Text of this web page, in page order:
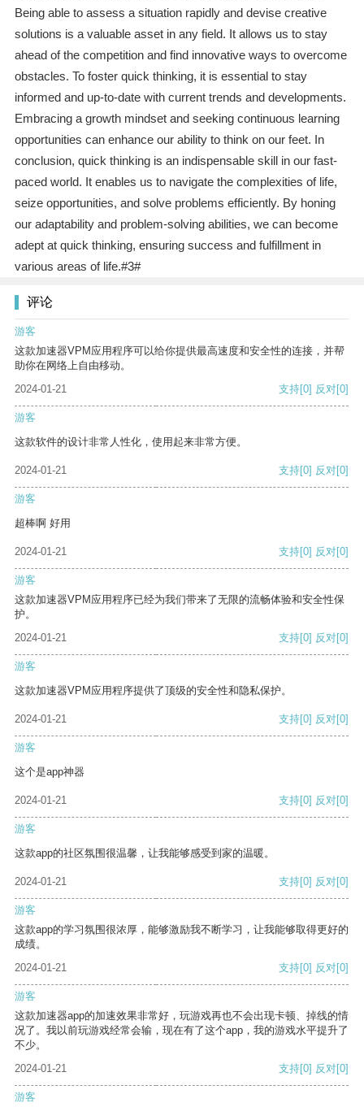
Being able to assess a situation rapidly and devise creative
solutions is a valuable asset in any field. It allows us to stay
ahead of the competition and find innovative ways to overcome
obstacles. To foster quick thinking, it is essential to stay
informed and up-to-date with current trends and developments.
Embracing a growth mindset and seeking continuous learning
opportunities can enhance our ability to think on our feet. In
conclusion, quick thinking is an indispensable skill in our fast-
paced world. It enables us to navigate the complexities of life,
seize opportunities, and solve problems efficiently. By honing
our adaptability and problem-solving abilities, we can become
adept at quick thinking, ensuring success and fulfillment in
various areas of life.#3#
评论
游客
这款加速器VPM应用程序可以给你提供最高速度和安全性的连接，并帮
助你在网络上自由移动。
2024-01-21
支持[0] 反对[0]
游客
这款软件的设计非常人性化，使用起来非常方便。
2024-01-21 支持[0] 反对[0]
游客
超棒啊 好用
2024-01-21 支持[0] 反对[0]
游客
这款加速器VPM应用程序已经为我们带来了无限的流畅体验和安全性保
护。
2024-01-21
支持[0] 反对[0]
游客
这款加速器VPM应用程序提供了顶级的安全性和隐私保护。
2024-01-21 支持[0] 反对[0]
游客
这个是app神器
2024-01-21 支持[0] 反对[0]
游客
这款app的社区氛围很温馨，让我能够感受到家的温暖。
2024-01-21 支持[0] 反对[0]
游客
这款app的学习氛围很浓厚，能够激励我不断学习，让我能够取得更好的
成绩。
2024-01-21
支持[0] 反对[0]
游客
这款加速器app的加速效果非常好，玩游戏再也不会出现卡顿、掉线的情
况了。我以前玩游戏经常会输，现在有了这个app，我的游戏水平提升了
不少。
2024-01-21
支持[0] 反对[0]
游客